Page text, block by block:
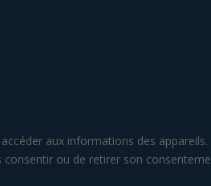
aux informations des
ou de retirer son